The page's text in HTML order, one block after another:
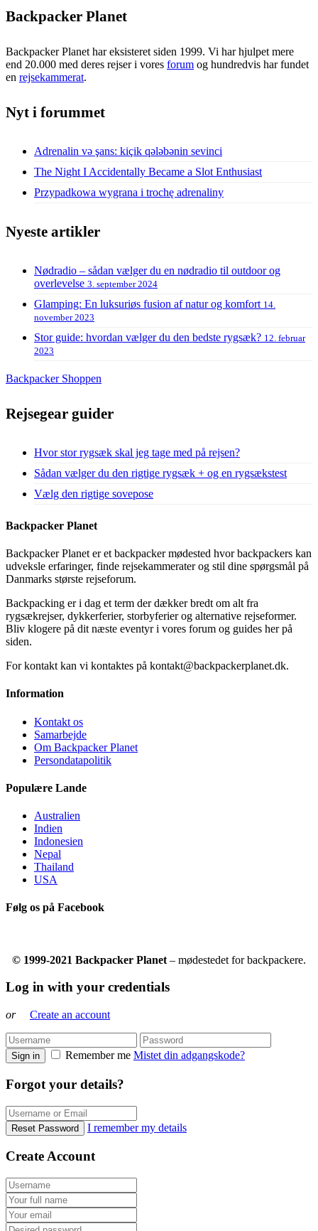
Backpacker Planet
Backpacker Planet har eksisteret siden 1999. Vi har hjulpet mere
end 20.000 med deres rejser i vores forum og hundredvis har fundet
en rejsekammerat.
Nyt i forummet
Adrenalin və şans: kiçik qələbənin sevinci
The Night I Accidentally Became a Slot Enthusiast
Przypadkowa wygrana i trochę adrenaliny
Nyeste artikler
Nødradio – sådan vælger du en nødradio til outdoor og
overlevelse 3. september 2024
Glamping: En luksuriøs fusion af natur og komfort 14.
november 2023
Stor guide: hvordan vælger du den bedste rygsæk? 12. februar
2023
Backpacker Shoppen
Rejsegear guider
Hvor stor rygsæk skal jeg tage med på rejsen?
Sådan vælger du den rigtige rygsæk + og en rygsækstest
Vælg den rigtige sovepose
Backpacker Planet
Backpacker Planet er et backpacker mødested hvor backpackers kan
udveksle erfaringer, finde rejsekammerater og stil dine spørgsmål på
Danmarks største rejseforum.
Backpacking er i dag et term der dækker bredt om alt fra
rygsækrejser, dykkerferier, storbyferier og alternative rejseformer.
Bliv klogere på dit næste eventyr i vores forum og guides her på
siden.
For kontakt kan vi kontaktes på kontakt@backpackerplanet.dk.
Information
Kontakt os
Samarbejde
Om Backpacker Planet
Persondatapolitik
Populære Lande
Australien
Indien
Indonesien
Nepal
Thailand
USA
Følg os på Facebook
© 1999-2021 Backpacker Planet – mødestedet for backpackere.
Log in with your credentials
or Create an account
Sign in Remember me Mistet din adgangskode?
Forgot your details?
Reset Password I remember my details
Create Account